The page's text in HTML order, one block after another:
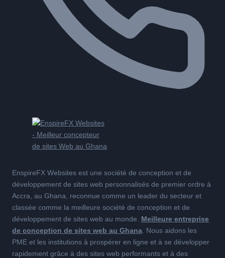
EnspireFX Websites est une société de conception et de
développement de sites web personnalisés de premier ordre à
Accra, au Ghana, reconnue comme un leader du secteur et
classée comme la meilleure société de conception et de
développement de sites web au monde. Meilleure entreprise
de conception de sites web au Ghana . Nous aidons les
PME et les institutions à prospérer en ligne et à se développer
rapidement grâce à des sites web performants et à des